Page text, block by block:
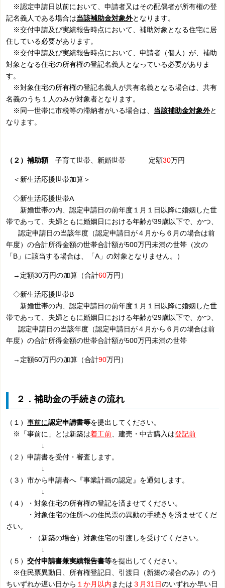
※認定申請日以前において、申請者又はその配偶者が所有権の登
記名義人である場合は当該補助金対象外となります。
※交付申請及び実績報告時点において、補助対象となる住宅に居
住している必要があります。
※交付申請及び実績報告時点において、申請者（個人）が、補助
対象となる住宅の所有権の登記名義人となっている必要がありま
す。
※対象住宅の所有権の登記名義人が共有名義となる場合は、共有
名義のうち１人のみが対象者となります。
※同一世帯に市税等の滞納者がいる場合は、 当該補助金対象外と
なります。
（２）補助額子育て世帯、新婚世帯 定額30万円
＜新生活応援世帯加算＞
◇新生活応援世帯A
新婚世帯の内、認定申請日の前年度１月１日以降に婚姻した世
帯であって、夫婦ともに婚姻日における年齢が39歳以下で、かつ、
認定申請日の当該年度（認定申請日が４月から６月の場合は前
年度）の合計所得金額の世帯合計額が500万円未満の世帯（次の
「B」に該当する場合は、「A」の対象となりません。）
→ 定額30万円の加算（合計60万円）
◇新生活応援世帯B
新婚世帯の内、認定申請日の前年度１月１日以降に婚姻した世
帯であって、夫婦ともに婚姻日における年齢が29歳以下で、かつ、
認定申請日の当該年度（認定申請日が４月から６月の場合は前
年度）の合計所得金額の世帯合計額が500万円未満の世帯
→定額60万円の加算（合計90万円）
２．補助金の手続きの流れ
（１）事前に認定申請書等を提出してください。
※「事前に」とは新築は着工前 、建売・中古購入は登記前
↓
（２）申請書を受付・審査します。
↓
（３）市から申請者へ『事業計画の認定』を通知します。
↓
（４）・対象住宅の所有権の登記を済ませてください。
・対象住宅の住所への住民票の異動の手続きを済ませてくだ
さい。
・（新築の場合）対象住宅の引渡しを受けてください。
↓
（５）交付申請書兼実績報告書等を提出してください。
※住民票異動日、所有権登記日、引渡日（新築の場合のみ）のう
ちいずれか遅い日から １か月以内 または ３月31日のいずれか早い日